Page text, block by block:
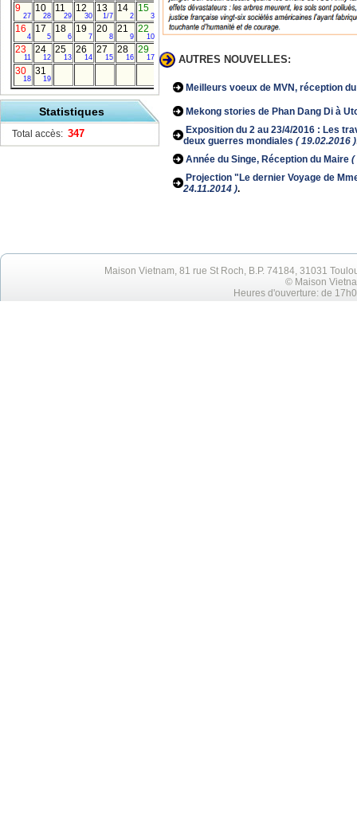
9
27
10
28
11
29
12
30
13
1/7
14
2
15
3
16
4
17
5
18
6
19
7
20
8
21
9
22
10
23
11
24
12
25
13
26
14
27
15
28
16
29
17
30
18
31
19
Statistiques
Total accès: 347
AUTRES NOUVELLES:
Meilleurs voeux de MVN, réception
Mekong stories de Phan Dang Di à
Exposition du 2 au 23/4/2016 : Les
deux guerres mondiales ( 19.02.2016 )
Année du Singe, Réception du Maire (
Projection "Le dernier Voyage de
24.11.2014 ).
Maison Vietnam, 81 rue St Roch, B.P. 74184, 31031
© Maison
Heures d'ouverture: de